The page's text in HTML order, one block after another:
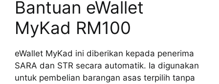
Bantuan eWallet
MyKad RM100
eWallet MyKad ini diberikan kepada penerima
SARA dan STR secara automatik. Ia digunakan
untuk pembelian barangan asas terpilih tanpa